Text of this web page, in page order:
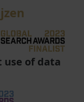
use of data